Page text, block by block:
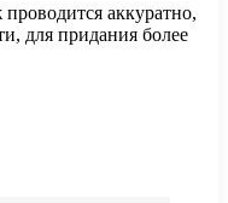
аккуратно,
для придания более